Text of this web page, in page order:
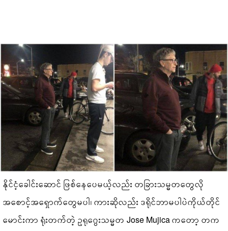
နိုင်ငံ့ခေါင်းဆောင် ဖြစ်နေပေမယ့်လည်း တခြားသမ္မတတွေလို
အစောင့်အရှောက်တွေမပါ၊ ကားဆိုလည်း ဒရိုင်ဘာမပါပဲကိုယ်တိုင်
မောင်းကာ ရုံးတက်တဲ့ ဥရုဂွေးသမ္မတ Jose Mujica ကတော့ တက